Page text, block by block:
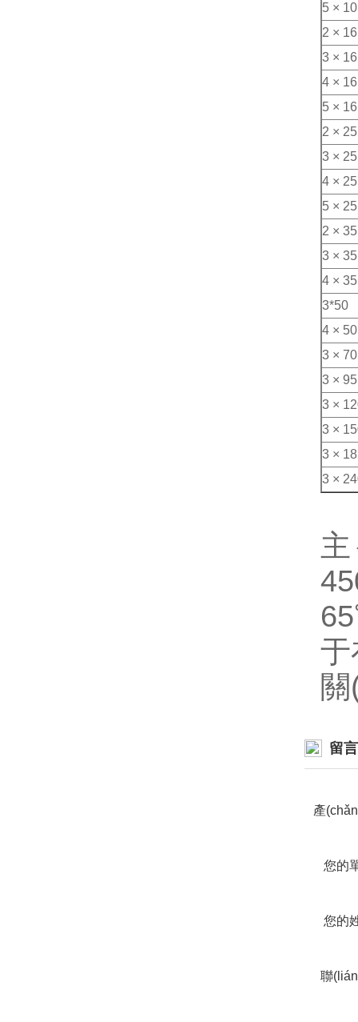
5 × 10
2 × 16
3 × 16
4 × 16
5 × 16
2 × 25
3 × 25
4 × 25
5 × 25
2 × 35
3 × 35
4 × 35
3*50
4 × 50
3 × 70
3 × 95
3 ×
3 ×
3 ×
3 ×
于
留
產
您的
您的
聯